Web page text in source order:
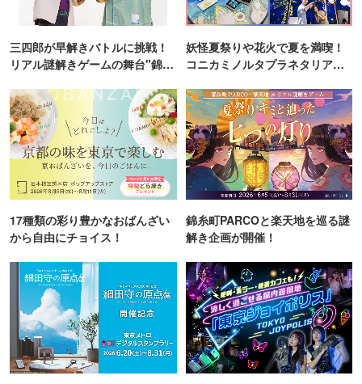
三四郎が早解きバトルに挑戦！
リアル謎解きゲームの舞台"錦糸
妖怪夏祭りや花火で夏を満喫！
コニカミノルタプラネタリア
17種類の彩り豊かなおばんざい
から自由にチョイス！
錦糸町PARCOと楽天地を巡る謎
解き企画が開催！